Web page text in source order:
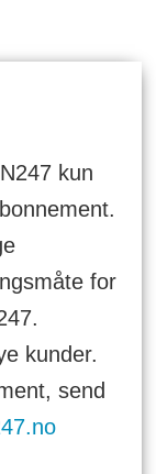
kun
for
kunder.
send